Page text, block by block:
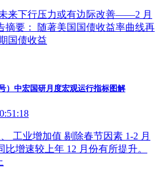
来下行压力或有边际改善——2 月
摘要： 随著美国国债收益率曲线再
国债收益
）中宏国研月度宏观运行指标图解
工业增加值 剔除春节因素 1-2 月
增速较上年 12 月份有所提升。